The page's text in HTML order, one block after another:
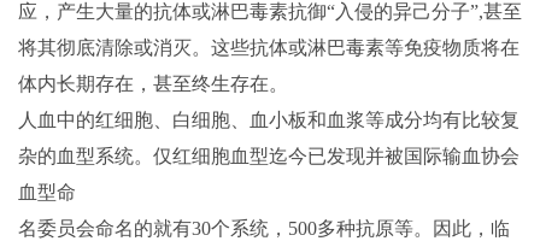
应，产生大量的抗体或淋巴毒素抗御“入侵的异己分子”,甚至
将其彻底清除或消灭。这些抗体或淋巴毒素等免疫物质将在
体内长期存在，甚至终生存在。
人血中的红细胞、白细胞、血小板和血浆等成分均有比较复
杂的血型系统。仅红细胞血型迄今已发现并被国际输血协会
血型命
名委员会命名的就有30个系统，500多种抗原等。因此，临